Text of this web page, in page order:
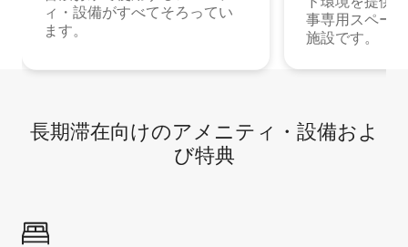
ィ・設備がすべてそろってい
ます。
事専用スペー
施設です。
長期滞在向け⁠のア⁠メ⁠ニ⁠テ⁠ィ⁠・設⁠備⁠およ
び特⁠典